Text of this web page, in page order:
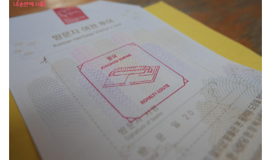
L
복 기
하
기